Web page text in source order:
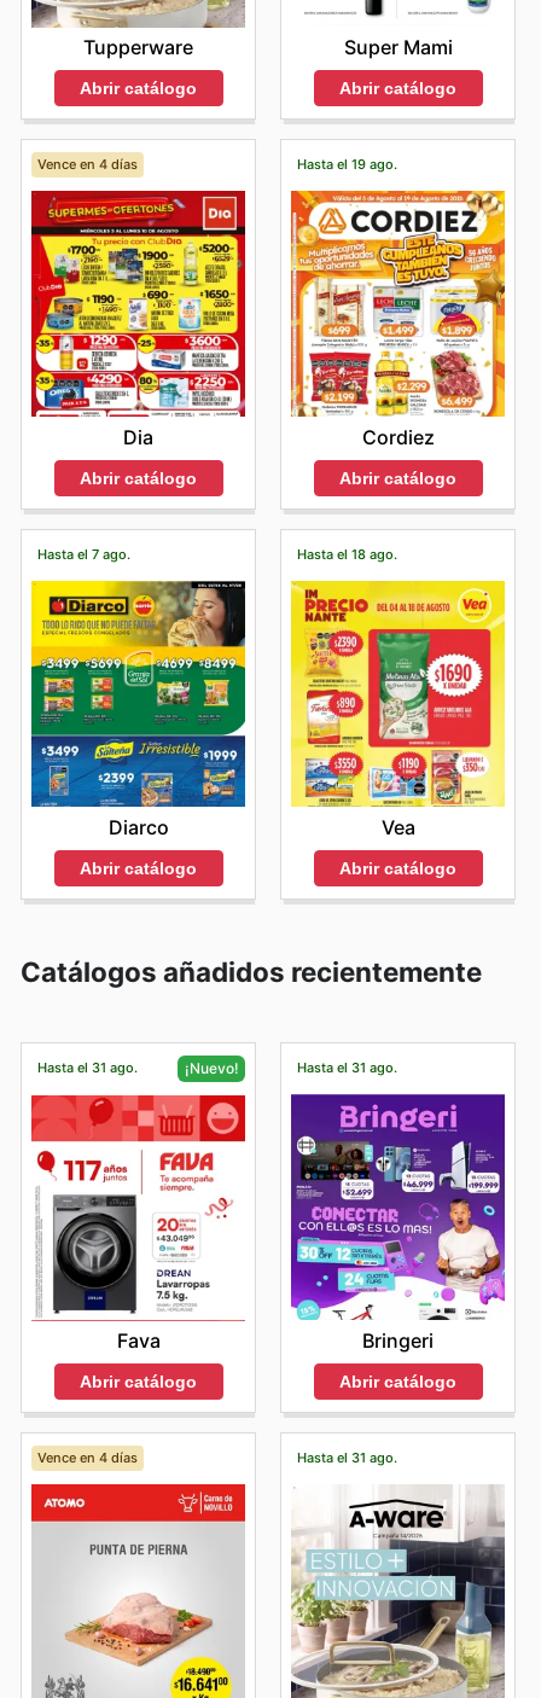
Tupperware
Abrir catálogo
Super Mami
Abrir catálogo
Vence en 4 días
Dia
Abrir catálogo
Hasta el 19 ago.
Cordiez
Abrir catálogo
Hasta el 7 ago.
Diarco
Abrir catálogo
Hasta el 18 ago.
Vea
Abrir catálogo
Catálogos añadidos recientemente
Hasta el 31 ago. ¡Nuevo!
Fava
Abrir catálogo
Hasta el 31 ago.
Bringeri
Abrir catálogo
Vence en 4 días Hasta el 31 ago.